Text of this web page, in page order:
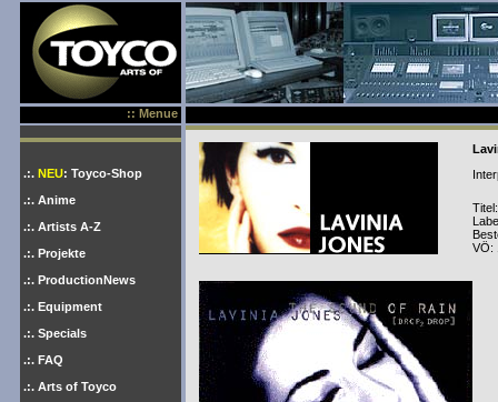
:: Menue
.:. NEU: Toyco-Shop
.:. Anime
.:. Artists A-Z
.:. Projekte
.:. ProductionNews
.:. Equipment
.:. Specials
.:. FAQ
.:. Arts of Toyco
VÖ: